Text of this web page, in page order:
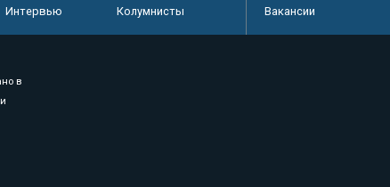
Интервью Колумнисты
Вакансии
в